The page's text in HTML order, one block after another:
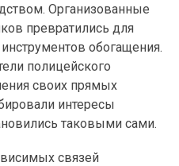
Организованные
превратились для
обогащения.
полицейского
своих прямых
интересы
таковыми сами.
связей